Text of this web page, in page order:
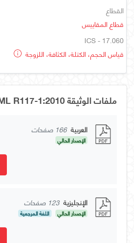
القطاع
قطاع المقاييس
ICS - 17.060
قياس الحجم، الكتلة، الكثافة، اللزوجة
ملفات الوثيقة GSO OIML R117-1:2010
العربية 166 صفحات
الإصدار الحالي
الإنجليزية 123 صفحات
الإصدار الحالي اللغة المرجعية